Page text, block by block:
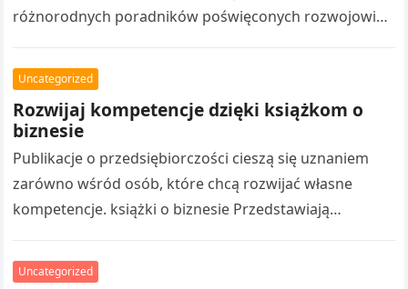
różnorodnych poradników poświęconych rozwojowi
motywacyjne, pomagają poznawać nowe zagadnienia.
Nowoczesne…
Uncategorized
Rozwijaj kompetencje dzięki książkom o
biznesie
Publikacje o przedsiębiorczości cieszą się uznaniem
zarówno wśród osób, które chcą rozwijać własne
kompetencje. książki o biznesie Przedstawiają
organizacją pracy oraz osiąganiem…
Uncategorized